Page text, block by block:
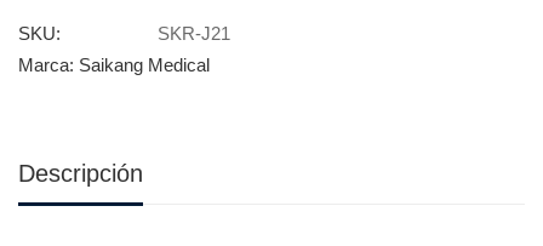
SKU:
SKR-J21
Marca: Saikang Medical
Descripción